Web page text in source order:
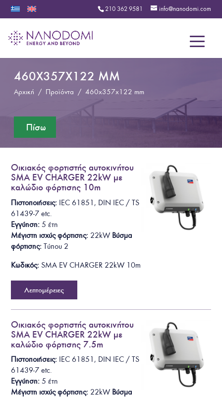
210 362 9581 info@nanodomi.com
460X357X122 MM
Αρχική / Προϊόντα / 460x357x122 mm
Οικιακός φορτιστής αυτοκινήτου
SMA EV CHARGER 22kW με
καλώδιο φόρτισης 10m
Πιστοποιήσεις: IEC 61851, DIN IEC / TS
61439-7 etc.
Εγγύηση:5 έτη
Μέγιστη ισχύς φόρτισης: 22kW Βύσμα
φόρτισης: Tύπου 2
Κωδικός: SMA EV CHARGER 22kW 10m
Λεπτομέρειες
Οικιακός φορτιστής αυτοκινήτου
SMA EV CHARGER 22kW με
καλώδιο φόρτισης 7.5m
Πιστοποιήσεις: IEC 61851, DIN IEC / TS
61439-7 etc.
Εγγύηση:5 έτη
Μέγιστη ισχύς φόρτισης: 22kW Βύσμα